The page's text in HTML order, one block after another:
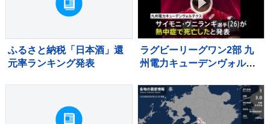
ふるさと納税「日本酒」還
元率ランキング発表
ラグビーリーグワン2部 九
州電力キューデンヴォルテ
モニ・ヴニランギ選手が死
亡と発表